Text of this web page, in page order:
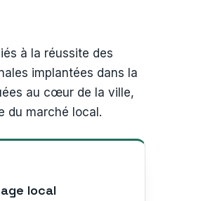
à la réussite des
implantées dans la
au cœur de la ville,
du marché local.
local